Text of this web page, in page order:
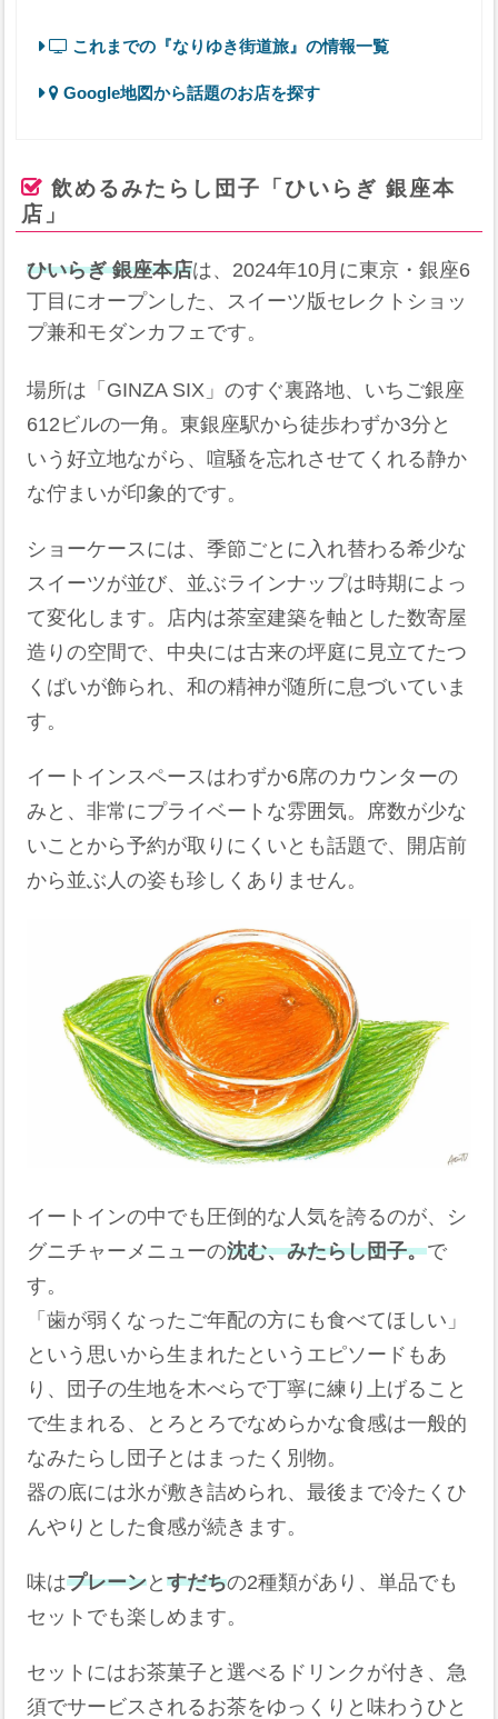
これまでの『なりゆき街道旅』の情報一覧
Google地図から話題のお店を探す
飲めるみたらし団子「ひいらぎ 銀座本
店」
ひいらぎ 銀座本店は、2024年10月に東京・銀座6
丁目にオープンした、スイーツ版セレクトショッ
プ兼和モダンカフェです。
場所は「GINZA SIX」のすぐ裏路地、いちご銀座
612ビルの一角。東銀座駅から徒歩わずか3分と
いう好立地ながら、喧騒を忘れさせてくれる静か
な佇まいが印象的です。
ショーケースには、季節ごとに入れ替わる希少な
スイーツが並び、並ぶラインナップは時期によっ
て変化します。店内は茶室建築を軸とした数寄屋
造りの空間で、中央には古来の坪庭に見立てたつ
くばいが飾られ、和の精神が随所に息づいていま
す。
イートインスペースはわずか6席のカウンターの
みと、非常にプライベートな雰囲気。席数が少な
いことから予約が取りにくいとも話題で、開店前
から並ぶ人の姿も珍しくありません。
イートインの中でも圧倒的な人気を誇るのが、シ
グニチャーメニューの沈む、みたらし団子。で
す。
「歯が弱くなったご年配の方にも食べてほしい」
という思いから生まれたというエピソードもあ
り、団子の生地を木べらで丁寧に練り上げること
で生まれる、とろとろでなめらかな食感は一般的
なみたらし団子とはまったく別物。
器の底には氷が敷き詰められ、最後まで冷たくひ
んやりとした食感が続きます。
味はプレーンとすだちの2種類があり、単品でも
セットでも楽しめます。
セットにはお茶菓子と選べるドリンクが付き、急
須でサービスされるお茶をゆっくりと味わうひと